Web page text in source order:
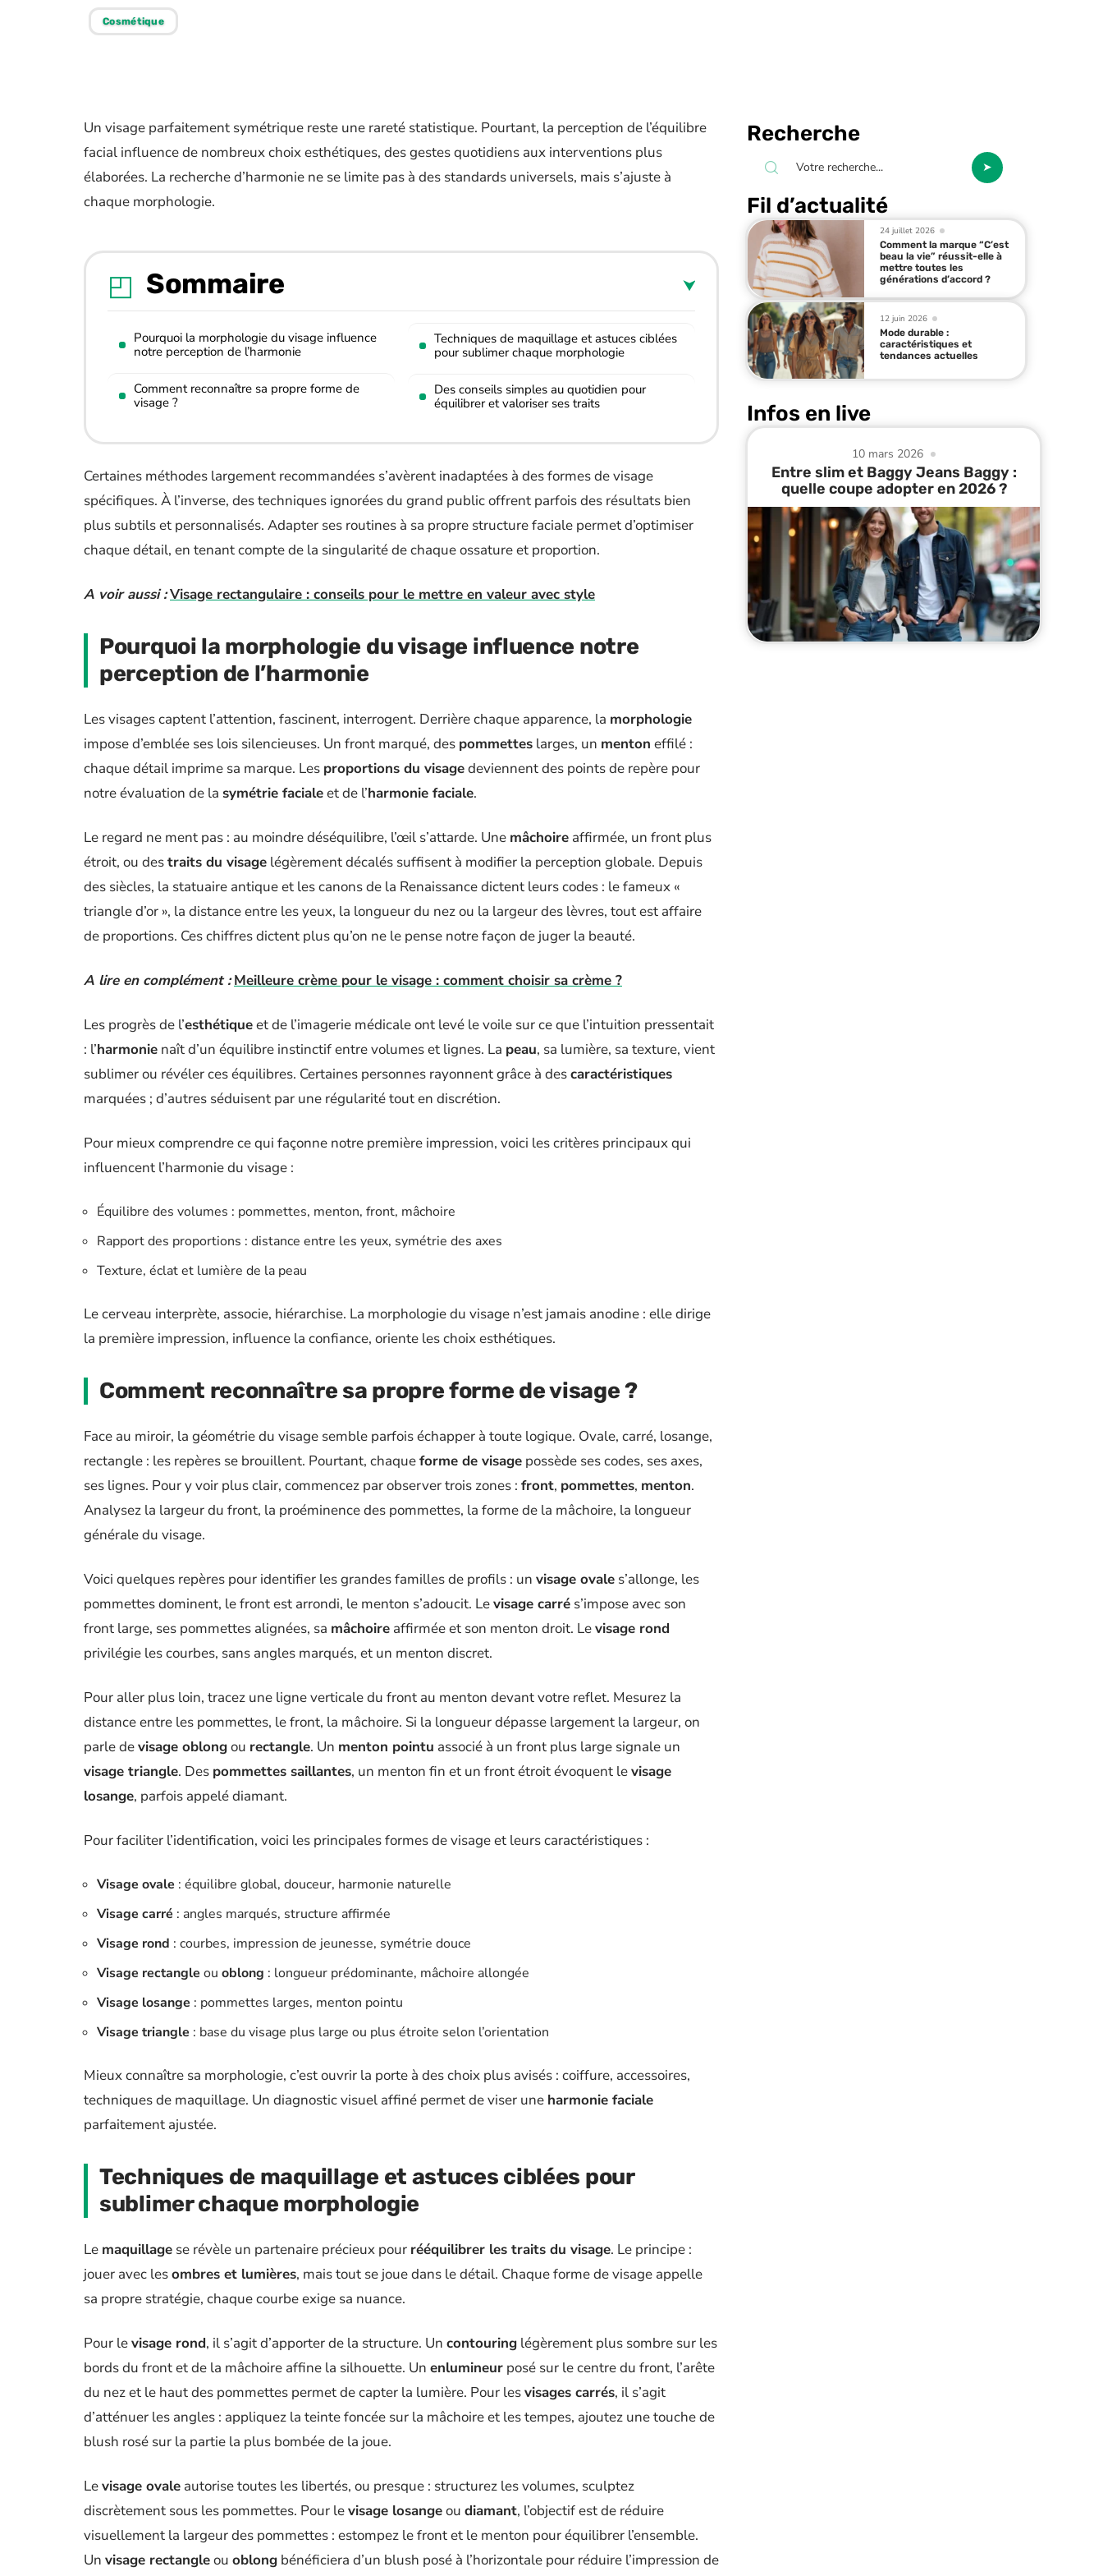
Cosmétique
Un visage parfaitement symétrique reste une rareté statistique. Pourtant, la perception de l’équilibre
facial influence de nombreux choix esthétiques, des gestes quotidiens aux interventions plus
élaborées. La recherche d’harmonie ne se limite pas à des standards universels, mais s’ajuste à
chaque morphologie.
Sommaire
Pourquoi la morphologie du visage influence
notre perception de l’harmonie
Comment reconnaître sa propre forme de
visage ?
Techniques de maquillage et astuces ciblées
pour sublimer chaque morphologie
Des conseils simples au quotidien pour
équilibrer et valoriser ses traits
Certaines méthodes largement recommandées s’avèrent inadaptées à des formes de visage
spécifiques. À l’inverse, des techniques ignorées du grand public offrent parfois des résultats bien
plus subtils et personnalisés. Adapter ses routines à sa propre structure faciale permet d’optimiser
chaque détail, en tenant compte de la singularité de chaque ossature et proportion.
A voir aussi :Visage rectangulaire : conseils pour le mettre en valeur avec style
Pourquoi la morphologie du visage influence notre
perception de l’harmonie
Les visages captent l’attention, fascinent, interrogent. Derrière chaque apparence, la morphologie
impose d’emblée ses lois silencieuses. Un front marqué, des pommettes larges, un menton effilé :
chaque détail imprime sa marque. Les proportions du visagedeviennent des points de repère pour
notre évaluation de la symétrie facialeet de l’harmonie faciale.
Le regard ne ment pas : au moindre déséquilibre, l’œil s’attarde. Une mâchoire affirmée, un front plus
étroit, ou destraits du visage légèrement décalés suffisent à modifier la perception globale. Depuis
des siècles, la statuaire antique et les canons de la Renaissance dictent leurs codes : le fameux «
triangle d’or », la distance entre les yeux, la longueur du nez ou la largeur des lèvres, tout est affaire
de proportions. Ces chiffres dictent plus qu’on ne le pense notre façon de juger la beauté.
A lire en complément : Meilleure crème pour le visage : comment choisir sa crème ?
Les progrès de l’esthétiqueet de l’imagerie médicale ont levé le voile sur ce que l’intuition pressentait
: l’harmonie naît d’un équilibre instinctif entre volumes et lignes. La peau, sa lumière, sa texture, vient
sublimer ou révéler ces équilibres. Certaines personnes rayonnent grâce à descaractéristiques
marquées ; d’autres séduisent par une régularité tout en discrétion.
Pour mieux comprendre ce qui façonne notre première impression, voici les critères principaux qui
influencent l’harmonie du visage :
Équilibre des volumes : pommettes, menton, front, mâchoire
Rapport des proportions : distance entre les yeux, symétrie des axes
Texture, éclat et lumière de la peau
Le cerveau interprète, associe, hiérarchise. La morphologie du visage n’est jamais anodine : elle dirige
la première impression, influence la confiance, oriente les choix esthétiques.
Comment reconnaître sa propre forme de visage ?
Face au miroir, la géométrie du visage semble parfois échapper à toute logique. Ovale, carré, losange,
rectangle : les repères se brouillent. Pourtant, chaqueforme de visage possède ses codes, ses axes,
ses lignes. Pour y voir plus clair, commencez par observer trois zones : front, pommettes, menton.
Analysez la largeur du front, la proéminence des pommettes, la forme de la mâchoire, la longueur
générale du visage.
Voici quelques repères pour identifier les grandes familles de profils : un visage ovale s’allonge, les
pommettes dominent, le front est arrondi, le menton s’adoucit. Levisage carré s’impose avec son
front large, ses pommettes alignées, sa mâchoire affirmée et son menton droit. Levisage rond
privilégie les courbes, sans angles marqués, et un menton discret.
Pour aller plus loin, tracez une ligne verticale du front au menton devant votre reflet. Mesurez la
distance entre les pommettes, le front, la mâchoire. Si la longueur dépasse largement la largeur, on
parle devisage oblongou rectangle. Un menton pointu associé à un front plus large signale un
visage triangle. Des pommettes saillantes, un menton fin et un front étroit évoquent levisage
losange, parfois appelé diamant.
Pour faciliter l’identification, voici les principales formes de visage et leurs caractéristiques :
Visage ovale : équilibre global, douceur, harmonie naturelle
Visage carré : angles marqués, structure affirmée
Visage rond : courbes, impression de jeunesse, symétrie douce
Visage rectangle ou oblong : longueur prédominante, mâchoire allongée
Visage losange : pommettes larges, menton pointu
Visage triangle : base du visage plus large ou plus étroite selon l’orientation
Mieux connaître sa morphologie, c’est ouvrir la porte à des choix plus avisés : coiffure, accessoires,
techniques de maquillage. Un diagnostic visuel affiné permet de viser une harmonie faciale
parfaitement ajustée.
Techniques de maquillage et astuces ciblées pour
sublimer chaque morphologie
Le maquillage se révèle un partenaire précieux pour rééquilibrer les traits du visage. Le principe :
jouer avec lesombres et lumières, mais tout se joue dans le détail. Chaque forme de visage appelle
sa propre stratégie, chaque courbe exige sa nuance.
Pour levisage rond, il s’agit d’apporter de la structure. Un contouring légèrement plus sombre sur les
bords du front et de la mâchoire affine la silhouette. Un enlumineur posé sur le centre du front, l’arête
du nez et le haut des pommettes permet de capter la lumière. Pour lesvisages carrés, il s’agit
d’atténuer les angles : appliquez la teinte foncée sur la mâchoire et les tempes, ajoutez une touche de
blush rosé sur la partie la plus bombée de la joue.
Levisage ovale autorise toutes les libertés, ou presque : structurez les volumes, sculptez
discrètement sous les pommettes. Pour levisage losangeou diamant, l’objectif est de réduire
visuellement la largeur des pommettes : estompez le front et le menton pour équilibrer l’ensemble.
Un visage rectangleou oblong bénéficiera d’un blush posé à l’horizontale pour réduire l’impression de
Recherche
Fil d’actualité
24 juillet 2026
Comment la marque “C’est
beau la vie” réussit-elle à
mettre toutes les
générations d’accord ?
12 juin 2026
Mode durable :
caractéristiques et
tendances actuelles
Infos en live
10 mars 2026
Entre slim et Baggy Jeans Baggy :
quelle coupe adopter en 2026 ?